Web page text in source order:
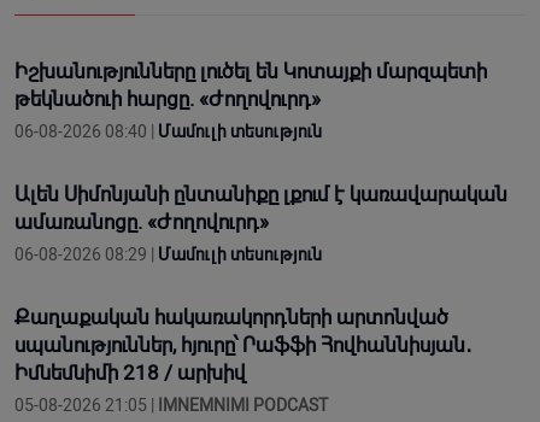
Իշխանությունները լուծել են Կոտայքի մարզպետի
թեկնածուի հարցը. «Ժողովուրդ»
06-08-2026 08:40 | Մամուլի տեսություն
Ալեն Սիմոնյանի ընտանիքը լքում է կառավարական
ամառանոցը. «Ժողովուրդ»
06-08-2026 08:29 | Մամուլի տեսություն
Քաղաքական հակառակորդների արտոնված
սպանություններ, հյուրը՝ Րաֆֆի Հովհաննիսյան․
Իմնեմնիմի 218 / արխիվ
05-08-2026 21:05 | IMNEMNIMI PODCAST